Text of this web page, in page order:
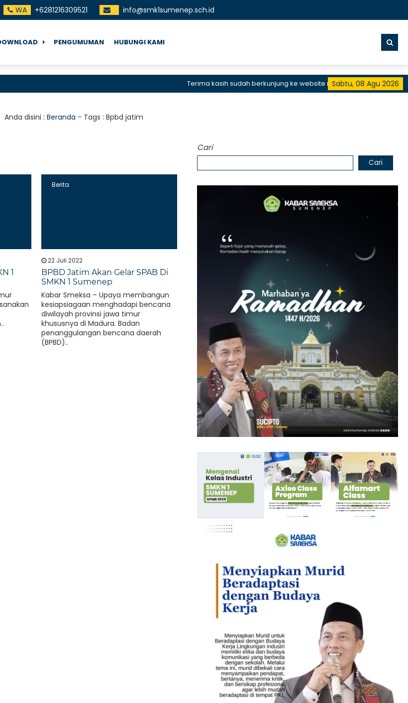
WA +6281216309521 info@smk1sumenep.sch.id
PENGUMUMAN HUBUNGI KAMI
Sabtu, 08 Agu 2026
Terima kasih sudah berkunjung ke website resmi SMKN 1 Sumenep, SMK
Anda disini : Beranda - Tags : Bpbd jatim
1
Berita
22 Juli 2022
BPBD Jatim Akan Gelar SPAB Di
SMKN 1 Sumenep
Kabar Smeksa – Upaya membangun
kesiapsiagaan menghadapi bencana
diwilayah provinsi jawa timur
khususnya di Madura. Badan
penanggulangan bencana daerah
(BPBD)..
Cari
Cari